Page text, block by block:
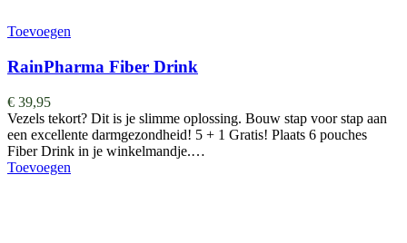
Toevoegen
RainPharma Fiber Drink
€ 39,95
Vezels tekort? Dit is je slimme oplossing. Bouw stap voor stap aan
een excellente darmgezondheid! 5 + 1 Gratis! Plaats 6 pouches
Fiber Drink in je winkelmandje.…
Toevoegen